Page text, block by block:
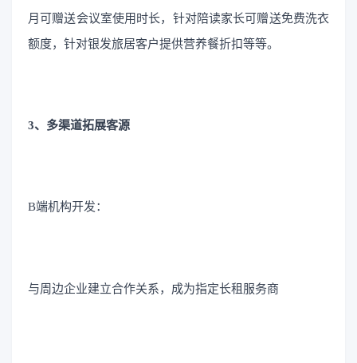
月可赠送会议室使用时长，针对陪读家长可赠送免费洗衣
额度，针对银发旅居客户提供营养餐折扣等等。
3、多渠道拓展客源
B端机构开发：
与周边企业建立合作关系，成为指定长租服务商